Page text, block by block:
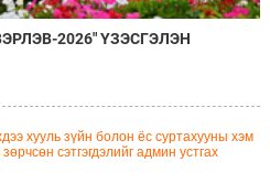
2026" ҮЗЭСГЭЛЭН
хууль зүйн болон ёс суртахууны хэм
сэтгэгдэлийг админ устгах